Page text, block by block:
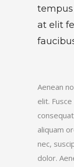
at elit
Aenean
elit.
aliquam
nec,
dolor.